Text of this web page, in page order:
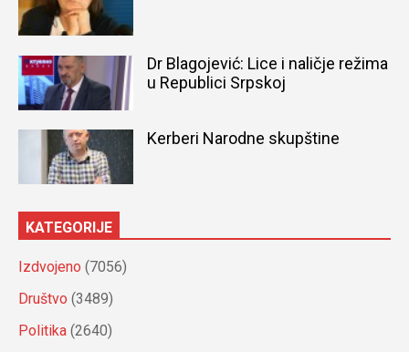
Dr Blagojević: Lice i naličje režima
u Republici Srpskoj
Kerberi Narodne skupštine
KATEGORIJE
Izdvojeno (7056)
Društvo (3489)
Politika (2640)